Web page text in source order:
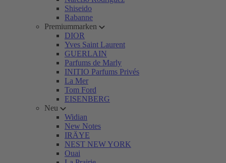
Shiseido
Rabanne
Premiummarken
DIOR
Yves Saint Laurent
GUERLAIN
Parfums de Marly
INITIO Parfums Privés
La Mer
Tom Ford
EISENBERG
Neu
Widian
New Notes
IRÄYE
NEST NEW YORK
Ouai